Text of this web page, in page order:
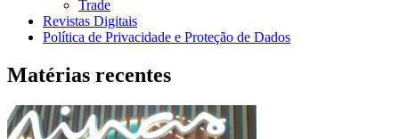
Trade
Revistas Digitais
Política de Privacidade e Proteção de Dados
Matérias recentes